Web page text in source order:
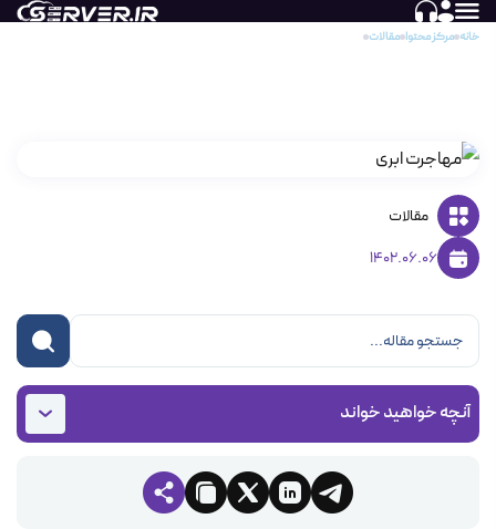
خانه مرکز محتوا مقالات
مقالات
1402.06.06
آنچه خواهید خواند